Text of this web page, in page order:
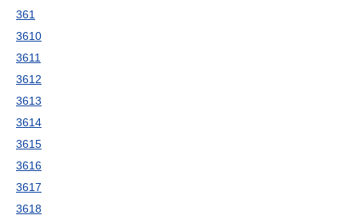
361
3610
3611
3612
3613
3614
3615
3616
3617
3618